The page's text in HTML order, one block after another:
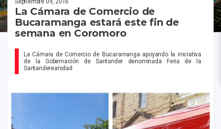
Septiembre 09, 2016
La Cámara de Comercio de
Bucaramanga estará este fin de
semana en Coromoro
La Cámara de Comercio de Bucaramanga apoyando la iniciativa
de la Gobernación de Santander denominada Feria de la
Santandereanidad